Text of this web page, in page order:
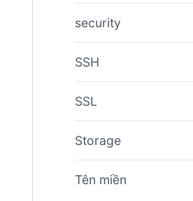
security
SSH
SSL
Storage
Tên miền